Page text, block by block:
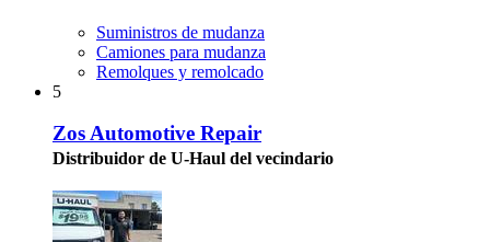
Suministros de mudanza
Camiones para mudanza
Remolques y remolcado
5
Zos Automotive Repair
Distribuidor de U-Haul del vecindario